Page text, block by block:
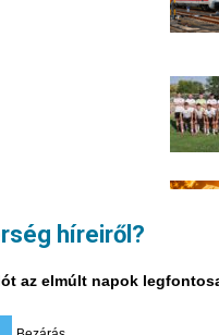
híreiről?
az elmúlt napok